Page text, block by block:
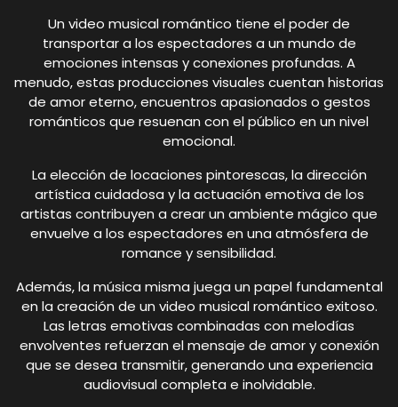
Un video musical romántico tiene el poder de
transportar a los espectadores a un mundo de
emociones intensas y conexiones profundas. A
menudo, estas producciones visuales cuentan historias
de amor eterno, encuentros apasionados o gestos
románticos que resuenan con el público en un nivel
emocional.
La elección de locaciones pintorescas, la dirección
artística cuidadosa y la actuación emotiva de los
artistas contribuyen a crear un ambiente mágico que
envuelve a los espectadores en una atmósfera de
romance y sensibilidad.
Además, la música misma juega un papel fundamental
en la creación de un video musical romántico exitoso.
Las letras emotivas combinadas con melodías
envolventes refuerzan el mensaje de amor y conexión
que se desea transmitir, generando una experiencia
audiovisual completa e inolvidable.